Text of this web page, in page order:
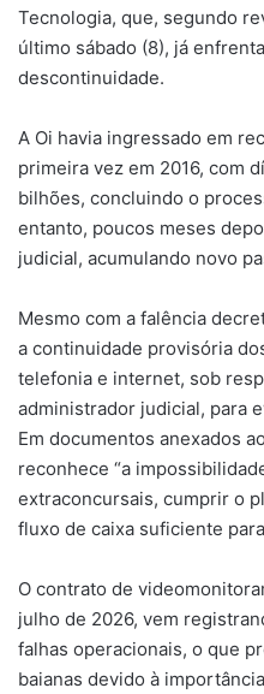
Tecnologia, que, segundo
último sábado (8), já
descontinuidade.
A Oi havia ingressado em
primeira vez em 2016, com
bilhões, concluindo o
entanto, poucos meses
judicial, acumulando novo
Mesmo com a falência
a continuidade provisória
telefonia e internet, sob
administrador judicial, para
Em documentos anexados
reconhece “a
extraconcursais, cumprir o
fluxo de caixa suficiente
O contrato de
julho de 2026, vem
falhas operacionais, o que
baianas devido à